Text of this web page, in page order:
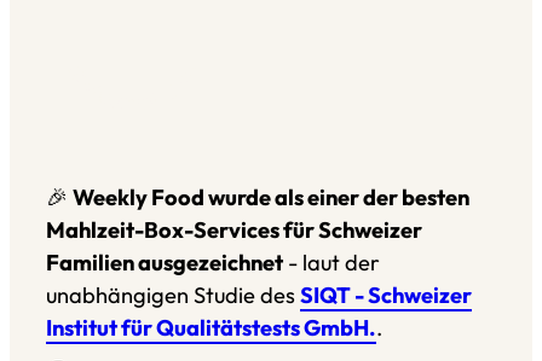
🎉 Weekly Food wurde als einer der besten
Mahlzeit-Box-Services für Schweizer
Familien ausgezeichnet - laut der
unabhängigen Studie desSIQT - Schweizer
Institut für Qualitätstests GmbH..